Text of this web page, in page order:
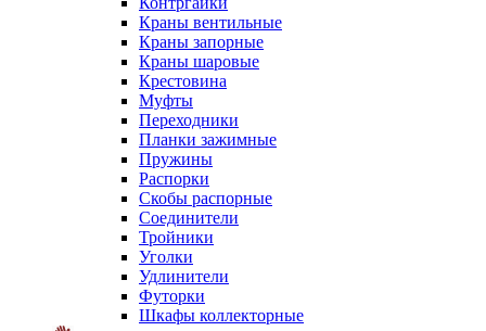
Краны вентильные
Краны запорные
Краны шаровые
Крестовина
Муфты
Переходники
Планки зажимные
Пружины
Распорки
Скобы распорные
Соединители
Тройники
Уголки
Удлинители
Футорки
Шкафы коллекторные